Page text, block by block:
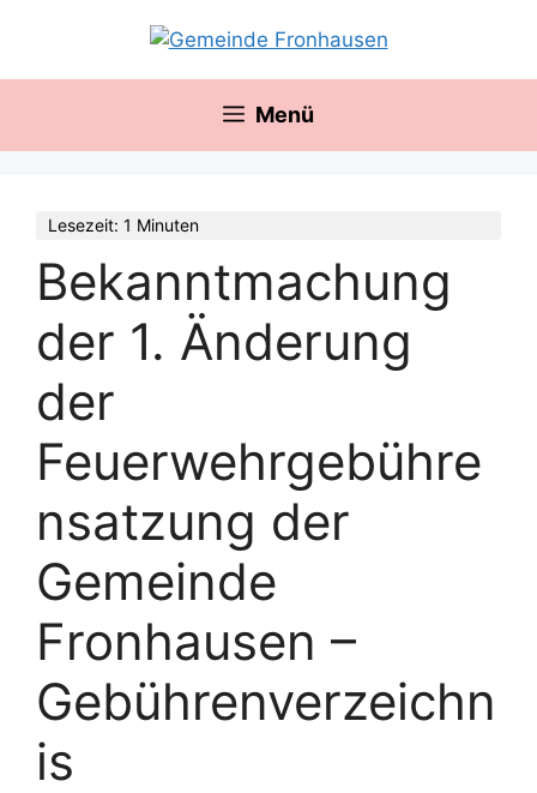
springen
Menü
Lesezeit: 1 Minuten
Bekanntmachung
der 1. Änderung
der
Feuerwehrgebühre
nsatzung der
Gemeinde
Fronhausen –
Gebührenverzeichn
is